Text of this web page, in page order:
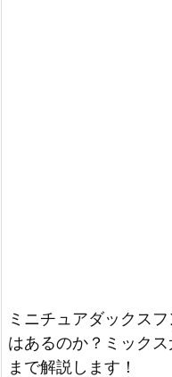
ミニチュアダックス
はあるのか？ミック
まで解説します！